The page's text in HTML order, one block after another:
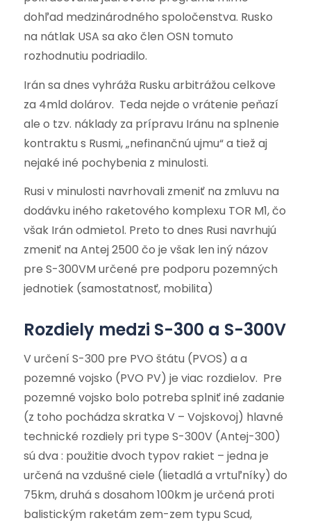
dohľad medzinárodného spoločenstva. Rusko
na nátlak USA sa ako člen OSN tomuto
rozhodnutiu podriadilo.
Irán sa dnes vyhráža Rusku arbitrážou celkove
za 4mld dolárov. Teda nejde o vrátenie peňazí
ale o tzv. náklady za prípravu Iránu na splnenie
kontraktu s Rusmi, „nefinančnú ujmu“ a tiež aj
nejaké iné pochybenia z minulosti.
Rusi v minulosti navrhovali zmeniť na zmluvu na
dodávku iného raketového komplexu TOR M1, čo
však Irán odmietol. Preto to dnes Rusi navrhujú
zmeniť na Antej 2500 čo je však len iný názov
pre S-300VM určené pre podporu pozemných
jednotiek (samostatnosť, mobilita)
Rozdiely medzi S-300 a S-300V
V určení S-300 pre PVO štátu (PVOS) a a
pozemné vojsko (PVO PV) je viac rozdielov. Pre
pozemné vojsko bolo potreba splniť iné zadanie
(z toho pochádza skratka V – Vojskovoj) hlavné
technické rozdiely pri type S-300V (Antej-300)
sú dva : použitie dvoch typov rakiet – jedna je
určená na vzdušné ciele (lietadlá a vrtuľníky) do
75km, druhá s dosahom 100km je určená proti
balistickým raketám zem-zem typu Scud,